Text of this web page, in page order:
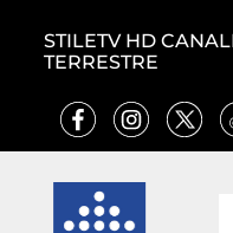
STILETV HD
TERRESTRE